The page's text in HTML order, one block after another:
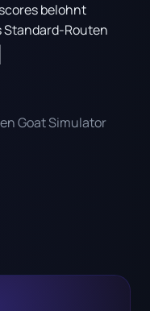
belohnt
Standard-Routen
Goat Simulator